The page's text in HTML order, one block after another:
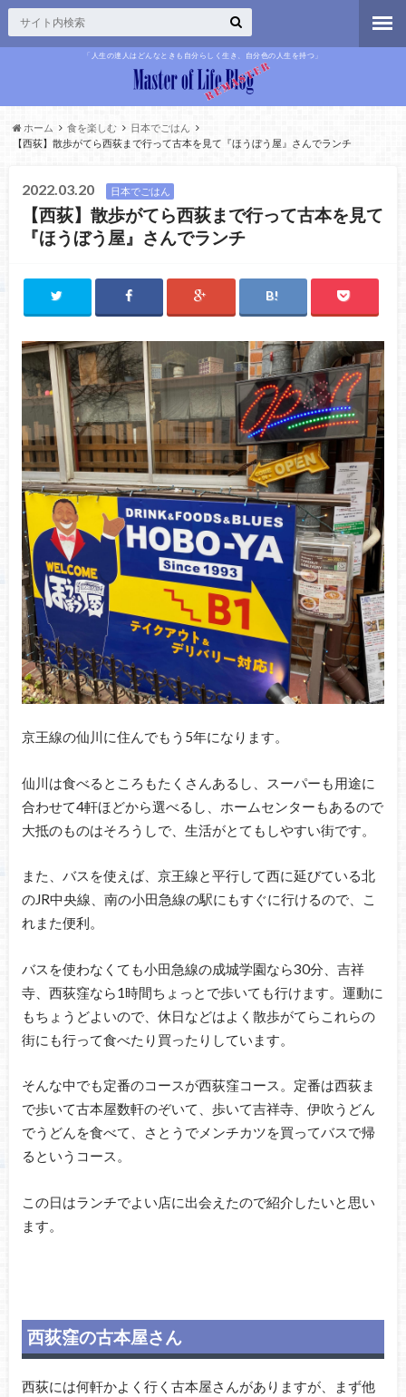
「人生の達人はどんなときも自分らしく生き、自分色の人生を持つ」
ホーム 食を楽しむ
日本でごはん
【西荻】散歩がてら西荻まで行って古本を見て『ほうぼう屋』さんでランチ
2022.03.20 日本でごはん
【西荻】散歩がてら西荻まで行って古本を見て
『ほうぼう屋』さんでランチ
京王線の仙川に住んでもう5年になります。
仙川は食べるところもたくさんあるし、スーパーも用途に
合わせて4軒ほどから選べるし、ホームセンターもあるので
大抵のものはそろうしで、生活がとてもしやすい街です。
また、バスを使えば、京王線と平行して西に延びている北
のJR中央線、南の小田急線の駅にもすぐに行けるので、こ
れまた便利。
バスを使わなくても小田急線の成城学園なら30分、吉祥
寺、西荻窪なら1時間ちょっとで歩いても行けます。運動に
もちょうどよいので、休日などはよく散歩がてらこれらの
街にも行って食べたり買ったりしています。
そんな中でも定番のコースが西荻窪コース。定番は西荻ま
で歩いて古本屋数軒のぞいて、歩いて吉祥寺、伊吹うどん
でうどんを食べて、さとうでメンチカツを買ってバスで帰
るというコース。
この日はランチでよい店に出会えたので紹介したいと思い
ます。
西荻窪の古本屋さん
西荻には何軒かよく行く古本屋さんがありますが、まず他